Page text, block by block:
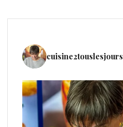
cuisine2touslesjours